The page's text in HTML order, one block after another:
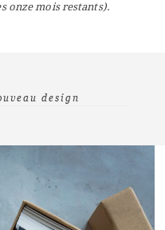
onze mois restants).
design